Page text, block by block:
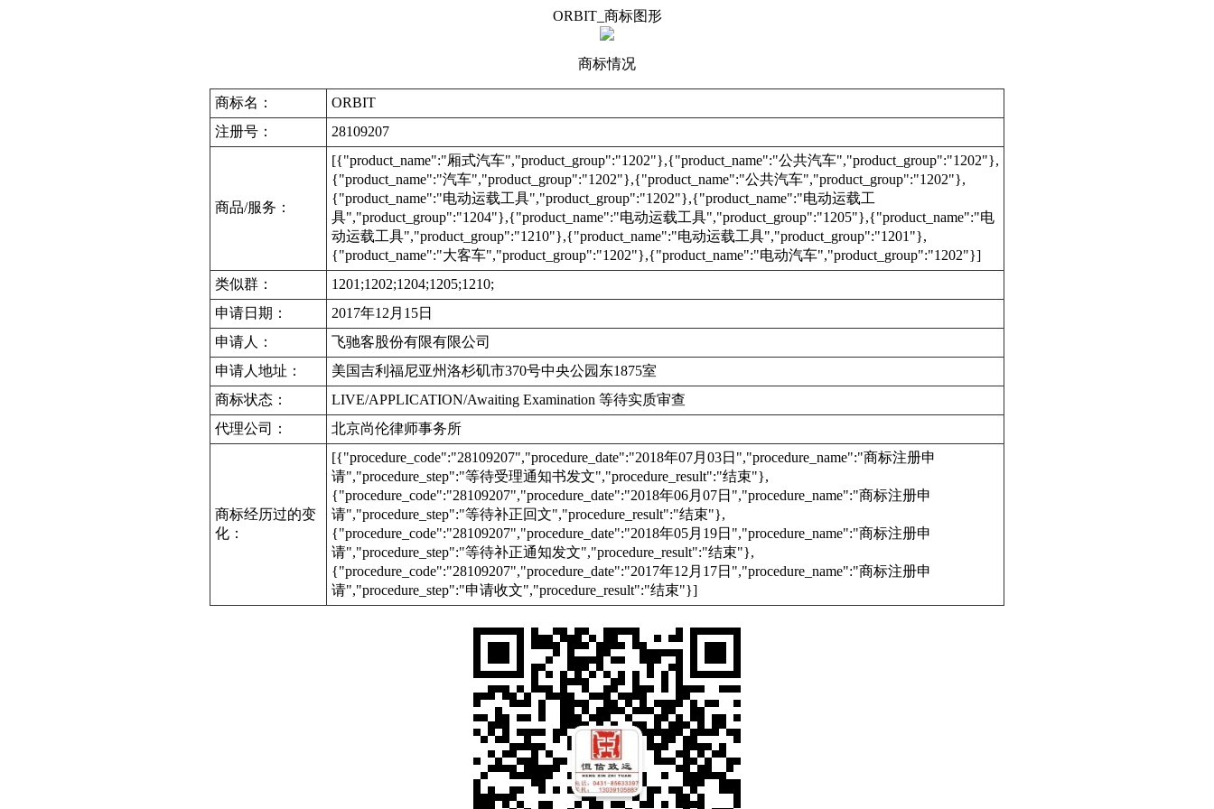
ORBIT_商标图形
商标情况
商标名：
ORBIT
注册号：
28109207
商品/服务：
[{"product_name":"厢式汽车","product_group":"1202"},{"product_name":"公共汽车","product_group":"1202"},
{"product_name":"汽车","product_group":"1202"},{"product_name":"公共汽车","product_group":"1202"},
{"product_name":"电动运载工具","product_group":"1202"},{"product_name":"电动运载工
具","product_group":"1204"},{"product_name":"电动运载工具","product_group":"1205"},{"product_name":"电
动运载工具","product_group":"1210"},{"product_name":"电动运载工具","product_group":"1201"},
{"product_name":"大客车","product_group":"1202"},{"product_name":"电动汽车","product_group":"1202"}]
类似群：
1201;1202;1204;1205;1210;
申请日期：
2017年12月15日
申请人：
飞驰客股份有限有限公司
申请人地址：
美国吉利福尼亚州洛杉矶市370号中央公园东1875室
商标状态：
LIVE/APPLICATION/Awaiting Examination 等待实质审查
代理公司：
北京尚伦律师事务所
商标经历过的变
化：
[{"procedure_code":"28109207","procedure_date":"2018年07月03日","procedure_name":"商标注册申
请","procedure_step":"等待受理通知书发文","procedure_result":"结束"},
{"procedure_code":"28109207","procedure_date":"2018年06月07日","procedure_name":"商标注册申
请","procedure_step":"等待补正回文","procedure_result":"结束"},
{"procedure_code":"28109207","procedure_date":"2018年05月19日","procedure_name":"商标注册申
请","procedure_step":"等待补正通知发文","procedure_result":"结束"},
{"procedure_code":"28109207","procedure_date":"2017年12月17日","procedure_name":"商标注册申
请","procedure_step":"申请收文","procedure_result":"结束"}]